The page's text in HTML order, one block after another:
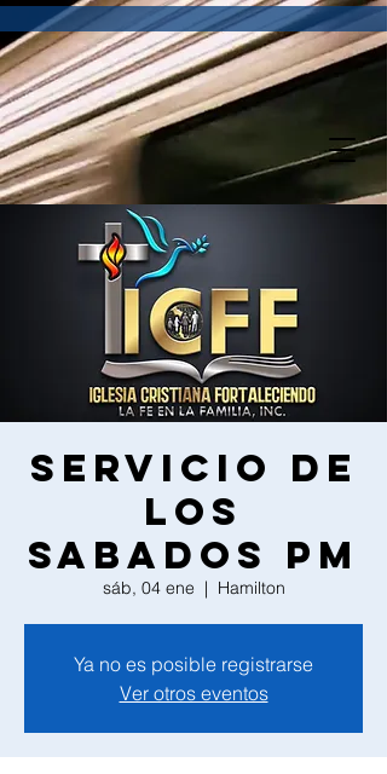
Servicio de
los
Sabados PM
sáb, 04 ene
  |
Hamilton
Ya no es posible registrarse
Ver otros eventos